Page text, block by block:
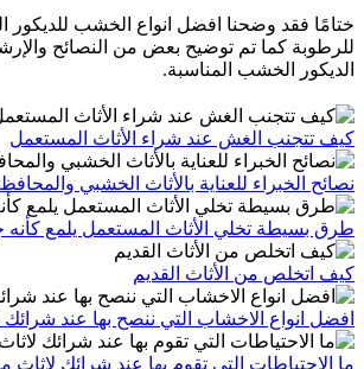
ختامًا فقد وضحنا افضل انواع الخشب للديكور
للرطوبة كما تم توضيح بعض من النصائح
الديكور الخشب المناسبة.
كيف تتجنب الغش عند شراء الأثاث المستعمل
نصائح الخبراء للعناية بالأثاث الخشبي
طرق بسيطة تخلي الأثاث المستعمل يلمع كأنه
كيف اتخلص من الأثاث القديم
افضل انواع الاخشاب التي ننصح بها عند
ما الاحتياطات التي تقوم بها عند شرائك